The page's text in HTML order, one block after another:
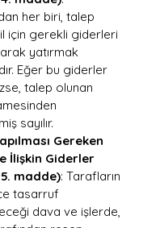
her biri, talep
için gerekli giderleri
yatırmak
Eğer bu giderler
talep olunan
sayılır.
Gereken
İlişkin Giderler
madde): Tarafların
tasarruf
dava ve işlerde,